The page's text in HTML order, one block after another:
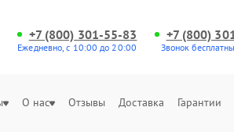
+7 (800) 301-55-83
Ежедневно, с 10:00 до 20:00
+7 (800)
Звонок
О нас Отзывы Доставка Гарантии